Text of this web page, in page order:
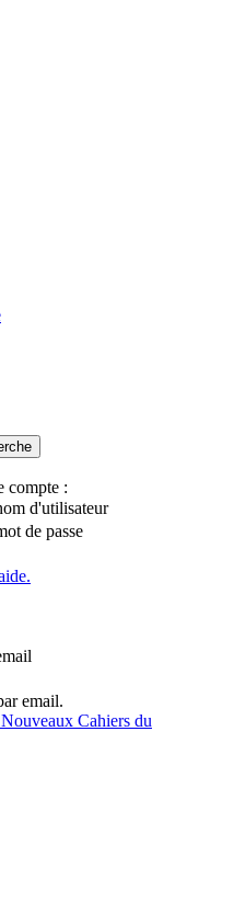
compte :
d'utilisateur
de passe
email.
Nouveaux Cahiers du